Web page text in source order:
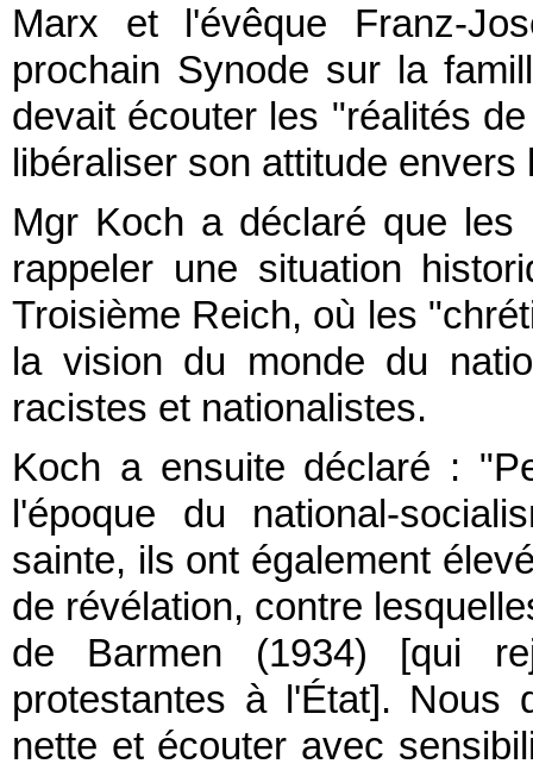
Marx et l'évêque Franz-
prochain Synode sur la
devait écouter les "réalités
libéraliser son attitude
Mgr Koch a déclaré que
rappeler une situation
Troisième Reich, où les
la vision du monde du
racistes et nationalistes.
Koch a ensuite déclaré :
l'époque du national-
sainte, ils ont également
de révélation, contre
de Barmen (1934) [qui
protestantes à l'État]. Nous
nette et écouter avec